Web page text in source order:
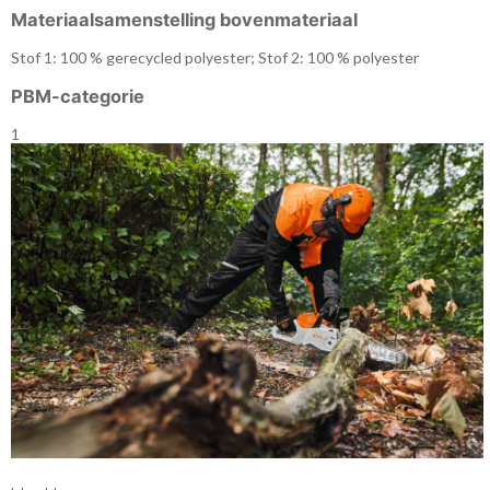
Materiaalsamenstelling bovenmateriaal
Stof 1: 100 % gerecycled polyester; Stof 2: 100 % polyester
PBM-categorie
1